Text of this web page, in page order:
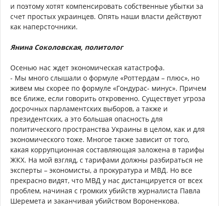
и поэтому хотят компенсировать собственные убытки за
счет простых украинцев. Опять наши власти действуют
как наперсточники.
Янина Соколовская, политолог
Осенью нас ждет экономическая катастрофа.
- Мы много слышали о формуле «Роттердам – плюс», но
живем мы скорее по формуле «Гондурас- минус». Причем
все ближе, если говорить откровенно. Существует угроза
досрочных парламентских выборов, а также и
президентских, а это большая опасность для
политического пространства Украины в целом, как и для
экономического тоже. Многое также зависит от того,
какая коррупционная составляющая заложена в тарифы
ЖКХ. На мой взгляд, с тарифами должны разбираться не
эксперты – экономисты, а прокуратура и МВД. Но все
прекрасно видят, что МВД у нас дистанцируется от всех
проблем, начиная с громких убийств журналиста Павла
Шеремета и заканчивая убийством Вороненкова.